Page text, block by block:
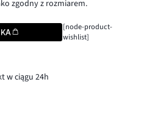
zgodny z rozmiarem.
[node-product-
wishlist]
w ciągu 24h